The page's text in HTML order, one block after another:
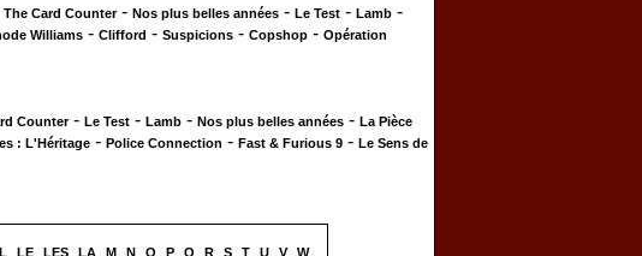
The Card Counter- Nos plus belles années - Le Test - Lamb -
Williams - Clifford - Suspicions - Copshop - Opération
Counter- Le Test - Lamb - Nos plus belles années - La Pièce
: L'Héritage - Police Connection - Fast & Furious 9 - Le Sens de
L LE LES LA M N O P Q R S T U V
W